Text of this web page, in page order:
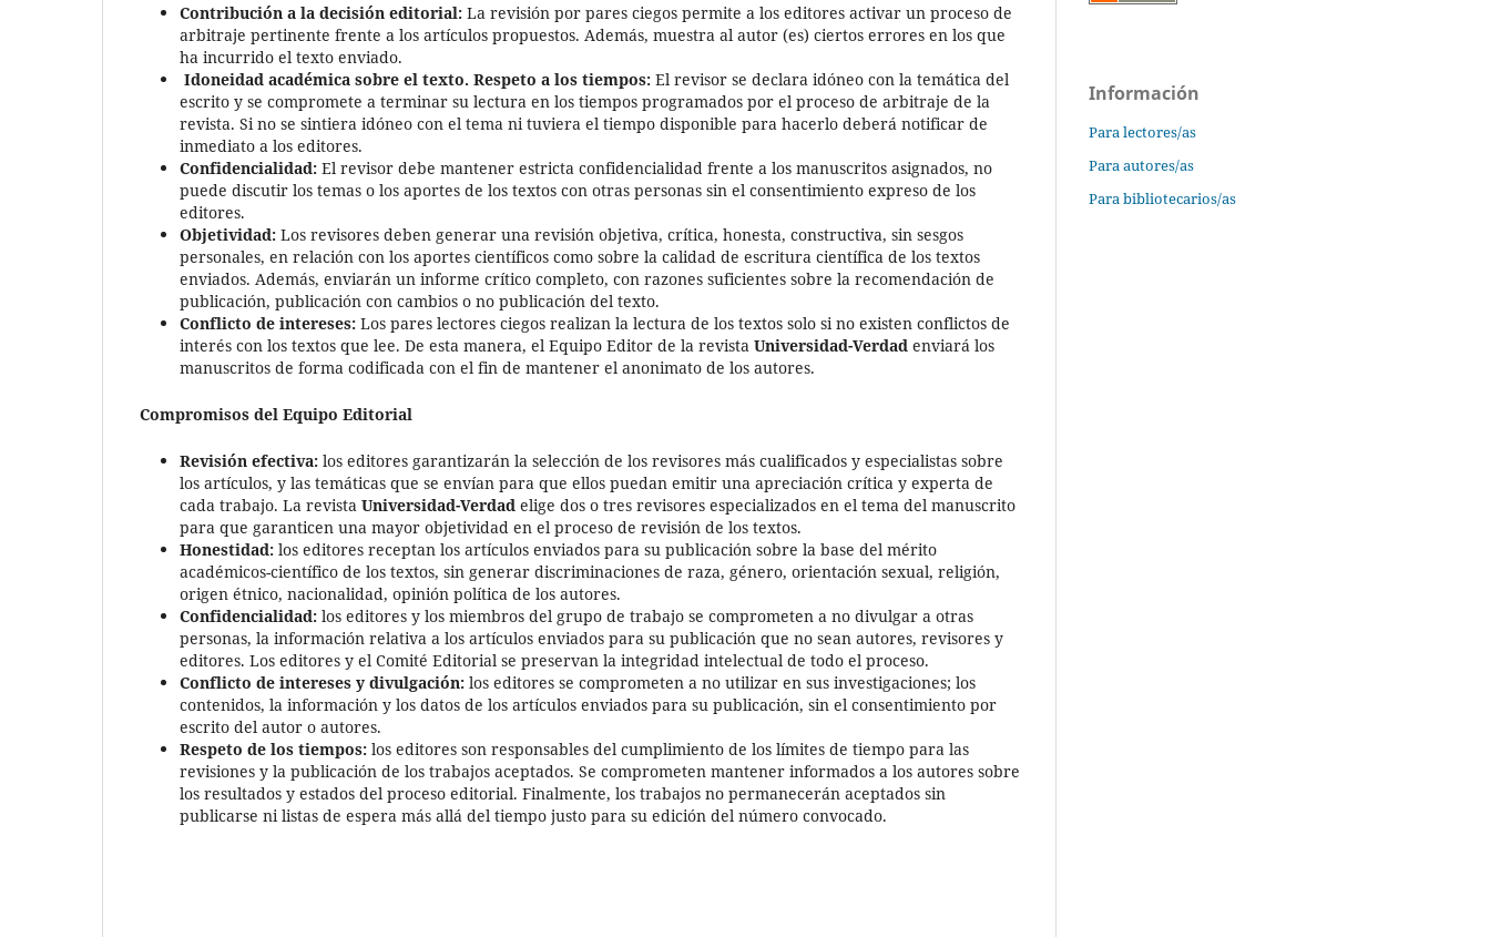
Contribución a la decisión editorial: La revisión por pares ciegos permite a los editores activar un proceso de
arbitraje pertinente frente a los artículos propuestos. Además, muestra al autor (es) ciertos errores en los que
ha incurrido el texto enviado.
Idoneidad académica sobre el texto. Respeto a los tiempos: El revisor se declara idóneo con la temática del
escrito y se compromete a terminar su lectura en los tiempos programados por el proceso de arbitraje de la
revista. Si no se sintiera idóneo con el tema ni tuviera el tiempo disponible para hacerlo deberá notificar de
inmediato a los editores.
Confidencialidad: El revisor debe mantener estricta confidencialidad frente a los manuscritos asignados, no
puede discutir los temas o los aportes de los textos con otras personas sin el consentimiento expreso de los
editores.
Objetividad: Los revisores deben generar una revisión objetiva, crítica, honesta, constructiva, sin sesgos
personales, en relación con los aportes científicos como sobre la calidad de escritura científica de los textos
enviados. Además, enviarán un informe crítico completo, con razones suficientes sobre la recomendación de
publicación, publicación con cambios o no publicación del texto.
Conflicto de intereses: Los pares lectores ciegos realizan la lectura de los textos solo si no existen conflictos de
interés con los textos que lee. De esta manera, el Equipo Editor de la revista Universidad-Verdad enviará los
manuscritos de forma codificada con el fin de mantener el anonimato de los autores.
Compromisos del Equipo Editorial
Revisión efectiva: los editores garantizarán la selección de los revisores más cualificados y especialistas sobre
los artículos, y las temáticas que se envían para que ellos puedan emitir una apreciación crítica y experta de
cada trabajo. La revista Universidad-Verdad elige dos o tres revisores especializados en el tema del manuscrito
para que garanticen una mayor objetividad en el proceso de revisión de los textos.
Honestidad: los editores receptan los artículos enviados para su publicación sobre la base del mérito
académicos-científico de los textos, sin generar discriminaciones de raza, género, orientación sexual, religión,
origen étnico, nacionalidad, opinión política de los autores.
Confidencialidad: los editores y los miembros del grupo de trabajo se comprometen a no divulgar a otras
personas, la información relativa a los artículos enviados para su publicación que no sean autores, revisores y
editores. Los editores y el Comité Editorial se preservan la integridad intelectual de todo el proceso.
Conflicto de intereses y divulgación: los editores se comprometen a no utilizar en sus investigaciones; los
contenidos, la información y los datos de los artículos enviados para su publicación, sin el consentimiento por
escrito del autor o autores.
Respeto de los tiempos: los editores son responsables del cumplimiento de los límites de tiempo para las
revisiones y la publicación de los trabajos aceptados. Se comprometen mantener informados a los autores sobre
los resultados y estados del proceso editorial. Finalmente, los trabajos no permanecerán aceptados sin
publicarse ni listas de espera más allá del tiempo justo para su edición del número convocado.
Información
Para lectores/as
Para autores/as
Para bibliotecarios/as